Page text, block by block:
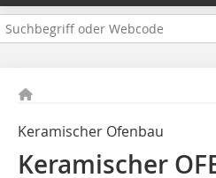
Keramischer Ofenbau
Keramischer